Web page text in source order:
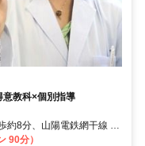
教科×個別指導
約8分、山陽電鉄網干線 夢
天満徒歩約21分 広畑駅よ
90分）